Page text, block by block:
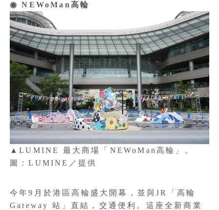
◉ NEWoMan高輪
▲LUMINE 最大商場「NEWoMan高輪」。
圖：LUMINE／提供
今年9月於港區高輪盛大開幕，並與JR「高輪
Gateway 站」直結，交通便利。這座全新商業